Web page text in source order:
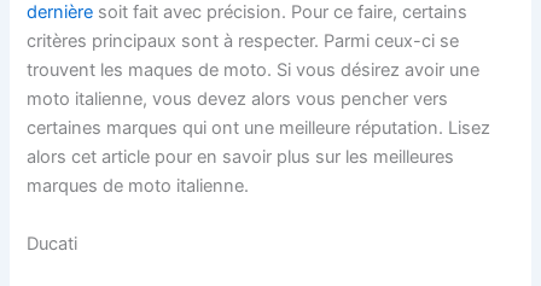
dernière soit fait avec précision. Pour ce faire, certains
critères principaux sont à respecter. Parmi ceux-ci se
trouvent les maques de moto. Si vous désirez avoir une
moto italienne, vous devez alors vous pencher vers
certaines marques qui ont une meilleure réputation. Lisez
alors cet article pour en savoir plus sur les meilleures
marques de moto italienne.
Ducati